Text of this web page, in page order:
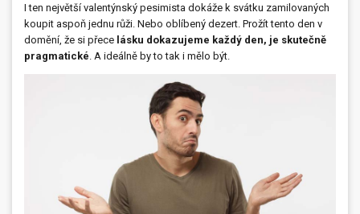
I ten největší valentýnský pesimista dokáže k svátku zamilovaných
koupit aspoň jednu růži. Nebo oblíbený dezert. Prožít tento den v
domění, že si přece lásku dokazujeme každý den, je skutečně
pragmatické. A ideálně by to tak i mělo být.